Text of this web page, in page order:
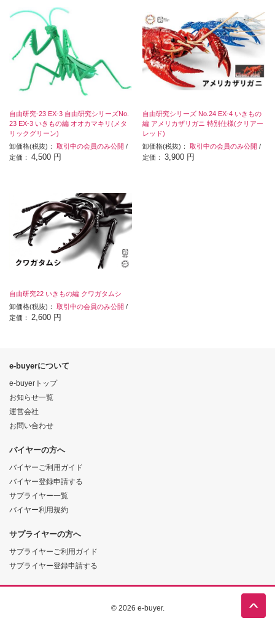
自由研究-23 EX-3 自由研究シリーズNo.
23 EX-3 いきもの編 オオカマキリ(メタ
リックグリーン)
卸価格(税抜)： 取引中の会員のみ公開 /
定価： 4,500 円
自由研究シリーズ No.24 EX-4 いきもの
編 アメリカザリガニ 特別仕様(クリアー
レッド)
卸価格(税抜)：取引中の会員のみ公開 /
定価：3,900 円
自由研究22 いきもの編 クワガタムシ
卸価格(税抜)： 取引中の会員のみ公開 /
定価： 2,600 円
e-buyerについて
e-buyerトップ
お知らせ一覧
運営会社
お問い合わせ
バイヤーの方へ
バイヤーご利用ガイド
バイヤー登録申請する
サプライヤー一覧
バイヤー利用規約
サプライヤーの方へ
サプライヤーご利用ガイド
サプライヤー登録申請する
© 2026 e-buyer.